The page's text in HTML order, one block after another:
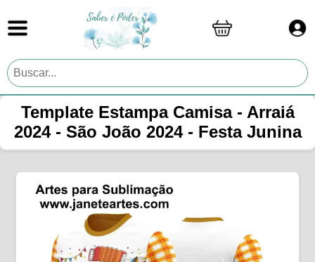
Template Estampa Camisa - Arraiá
2024 - São João 2024 - Festa Junina